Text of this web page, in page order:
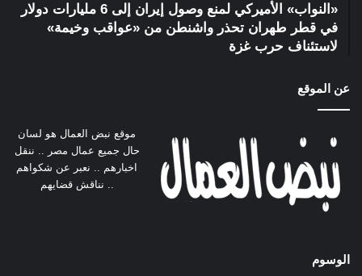
«النواب» الأميركي لمنع وصول إيران إلى 6 مليارات دولار
في قطر طهران تحذر واشنطن من «عواقب وخيمة»
لاستئناف حرب غزة
عن الموقع
موقع نبض العمال هو لسان
حال جميع عمال مصر .. ننقل
اخبارهم .. نعبر عن شكواهم
.. نناقش قضايهم
الوسوم